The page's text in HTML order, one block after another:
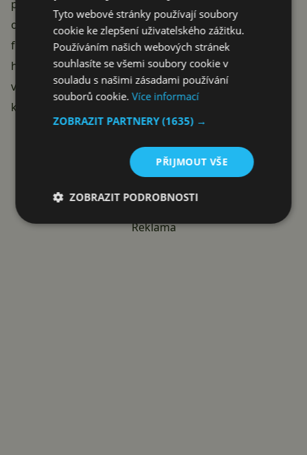
přes FN a L1 až L6, a uložené nastavení i jas drží i po
odpojení od počítače. Žádný ovladač nepotřebujete –
funguje naPlug & Play, prostě zapojíte do USB a
hrajete. NechybíAnti-Ghosting a N-Key Rollover
všechny klávesy, zámek tlačítka Windows, opletený
kabel o délce 1,8 m a tříletá záruka.
KOUPIT S KÓDEM ALZADNY30
Reklama
Tyto webové stránky používají soubory
cookie ke zlepšení uživatelského zážitku.
Používáním našich webových stránek
souhlasíte se všemi soubory cookie v
souladu s našimi zásadami používání
souborů cookie.Více informací
ZOBRAZIT PARTNERY(1635) →
PŘIJMOUT VŠE
ZOBRAZIT PODROBNOSTI